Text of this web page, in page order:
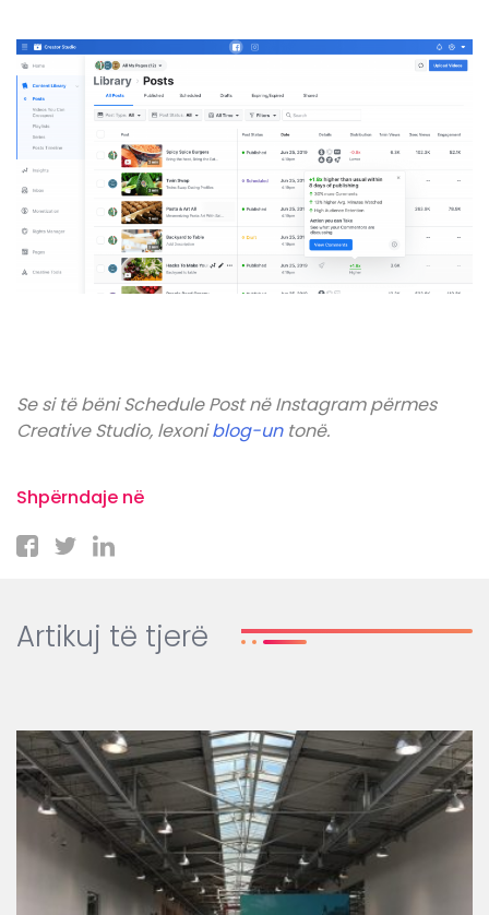
Se si të bëni Schedule Post në Instagram përmes
Creative Studio, lexoniblog-untonë.
Shpërndaje në
Artikuj të tjerë